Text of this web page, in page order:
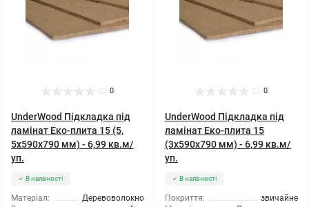
0
UnderWood Підкладка під
ламінат Еко-плита 15 (5,
5x590x790 мм) - 6,99 кв.м/
уп.
В наявності
Матеріал:
Деревоволокно
0
UnderWood Підкладка під
ламінат Еко-плита 15
(3x590x790 мм) - 6,99 кв.м/
уп.
В наявності
Покриття:
звичайне